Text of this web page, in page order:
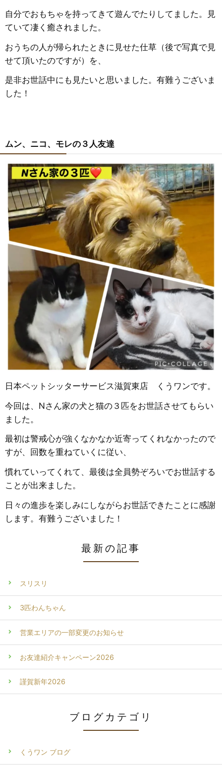
自分でおもちゃを持ってきて遊んでたりしてました。見
ていて凄く癒されました。
おうちの人が帰られたときに見せた仕草（後で写真で見
せて頂いたのですが）を、
是非お世話中にも見たいと思いました。有難うございま
した！
ムン、ニコ、モレの３人友達
日本ペットシッターサービス滋賀東店 くうワンです。
今回は、Nさん家の犬と猫の３匹をお世話させてもらい
ました。
最初は警戒心が強くなかなか近寄ってくれなかったので
すが、回数を重ねていくに従い、
慣れていってくれて、最後は全員勢ぞろいでお世話する
ことが出来ました。
日々の進歩を楽しみにしながらお世話できたことに感謝
します。有難うございました！
最新の記事
スリスリ
3匹わんちゃん
営業エリアの一部変更のお知らせ
お友達紹介キャンペーン2026
謹賀新年2026
ブログカテゴリ
くうワン ブログ